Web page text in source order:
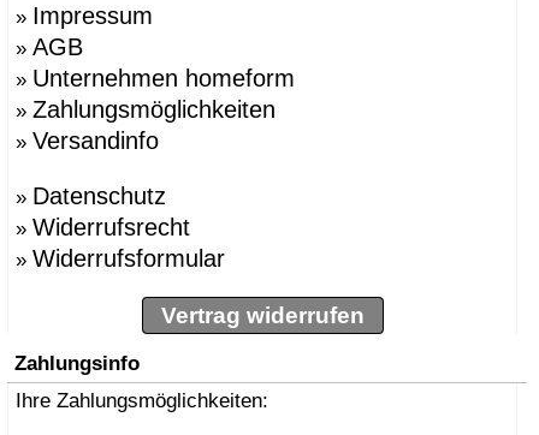
» Impressum
» AGB
» Unternehmen homeform
» Zahlungsmöglichkeiten
» Versandinfo
» Datenschutz
» Widerrufsrecht
» Widerrufsformular
Vertrag widerrufen
Zahlungsinfo
Ihre Zahlungsmöglichkeiten: